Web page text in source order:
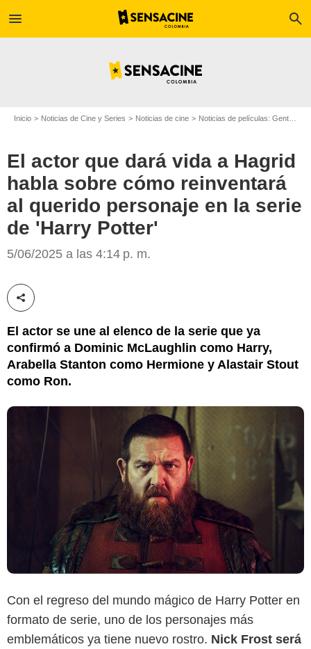
menu search
Inicio Noticias de Cine y Series Noticias de cine Noticias de películas: Gente
El actor que dará vida a Hagrid
habla sobre cómo reinventará
al querido personaje en la serie
de 'Harry Potter'
5/06/2025 a las 4:14 p. m.
Compartir esta noticia
El actor se une al elenco de la serie que ya
confirmó a Dominic McLaughlin como Harry,
Arabella Stanton como Hermione y Alastair Stout
como Ron.
Con el regreso del mundo mágico de Harry Potter en
formato de serie, uno de los personajes más
emblemáticos ya tiene nuevo rostro. Nick Frost será
KinoCheck